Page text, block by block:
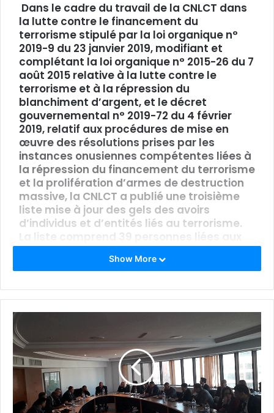
Dans le cadre du travail de la CNLCT dans
la lutte contre le financement du
terrorisme stipulé par la loi organique n°
2019-9 du 23 janvier 2019, modifiant et
complétant la loi organique n° 2015-26 du 7
août 2015 relative à la lutte contre le
terrorisme et à la répression du
blanchiment d’argent, et le décret
gouvernemental n° 2019-72 du 4 février
2019, relatif aux procédures de mise en
œuvre des résolutions prises par les
instances onusiennes compétentes liées à
la répression du financement du terrorisme
et la prolifération d’armes de destruction
massive, la CNLCT a publié une troisième
liste mise à jour des gels des avoirs
d’individus et d’entités liés au terrorisme.
La liste comprend 39 personnes liées aux
activités terroristes.
La liste nationale des personnes,
terrorisme a été mise à jour et publiée sur
le site Web de la Commission, www.cnlct.tn.
Show More